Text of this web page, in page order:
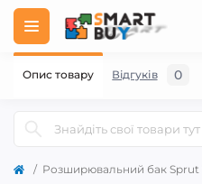
Розширювальний бак Sprut
Опис товару Відгуків 0